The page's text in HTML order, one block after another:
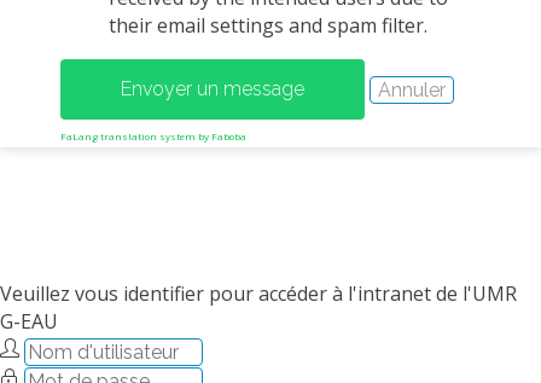
MÉTHODES ET OUTILS
LOGICIELS
PUBLICATIONS SUR HAL
NOTES THÉMATIQUES
their email settings and spam filter.
FaLang translation system by Faboba
Veuillez vous identifier pour accéder à l'intranet de l'UMR
G-EAU